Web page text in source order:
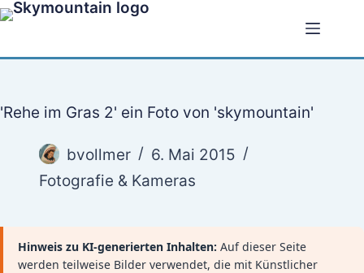
Zum
springen
'Rehe im Gras 2' ein Foto von 'skymountain'
bvollmer
6. Mai 2015
Fotografie & Kameras
Hinweis zu KI-generierten Inhalten: Auf dieser Seite
werden teilweise Bilder verwendet, die mit Künstlicher